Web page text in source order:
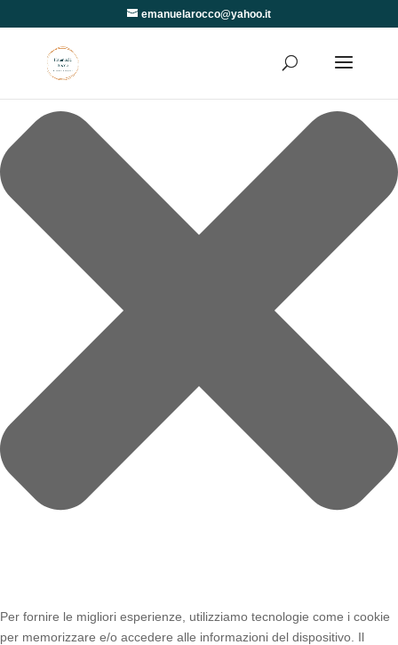
Per fornire le migliori esperienze, utilizziamo tecnologie come i cookie
per memorizzare e/o accedere alle informazioni del dispositivo. Il
emanuelarocco@yahoo.it